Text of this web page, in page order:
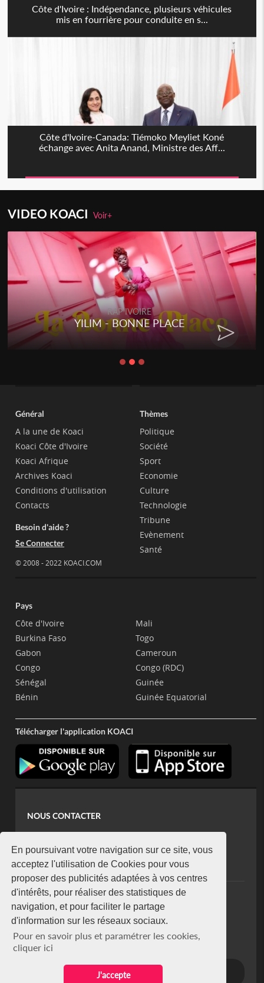
En poursuivant votre navigation sur ce site, vous
acceptez l'utilisation de Cookies pour vous
proposer des publicités adaptées à vos centres
d'intérêts, pour réaliser des statistiques de
navigation, et pour faciliter le partage
d'information sur les réseaux sociaux.
Pour en savoir plus et paramétrer les cookies,
cliquer ici
J'accepte
Côte d'Ivoire : Indépendance, plusieurs véhicules
mis en fourrière pour conduite en s...
Côte d'Ivoire-Canada: Tiémoko Meyliet Koné
échange avec Anita Anand, Ministre des Aff...
VIDEO KOACIVoir+
RAP IVOIRE
YILIM - BONNE PLACE
Général
A la une de Koaci
Koaci Côte d'Ivoire
Koaci Afrique
Archives Koaci
Conditions d'utilisation
Contacts
Besoin d'aide ?
Se Connecter
© 2008 - 2022 KOACI.COM
Thèmes
Politique
Société
Sport
Economie
Culture
Technologie
Tribune
Evènement
Santé
Pays
Côte d'Ivoire
Burkina Faso
Gabon
Congo
Sénégal
Bénin
Mali
Togo
Cameroun
Congo (RDC)
Guinée
Guinée Equatorial
Télécharger l'application KOACI
NOUS CONTACTER
koaci@yahoo.fr
+225 07 08 85 52 93
NEWSLETTER
Restez connecté via notre newsletter
S'abonner
Se désabonner